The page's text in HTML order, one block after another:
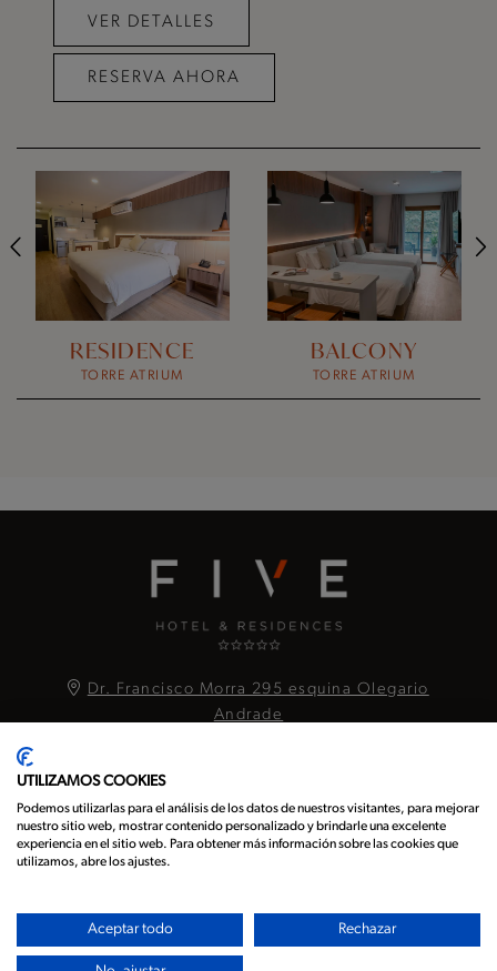
VER DETALLES
RESERVA AHORA
VER DETALLES
RESERVA AHORA
RESERVA AHORA
RESIDENCE
TORRE ATRIUM
BALCONY
TORRE ATRIUM
Dr. Francisco Morra 295 esquina Olegario
Andrade
Política de Privacidad
Sitemap
UTILIZAMOS COOKIES
Podemos utilizarlas para el análisis de los datos de nuestros visitantes, para mejorar
nuestro sitio web, mostrar contenido personalizado y brindarle una excelente
experiencia en el sitio web. Para obtener más información sobre las cookies que
utilizamos, abre los ajustes.
Aceptar todo Rechazar